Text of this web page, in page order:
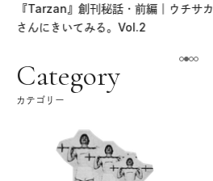
『Tarzan』創刊秘話・前編｜ウチサカ
さんにきいてみる。Vol.2
Category
カテゴリー